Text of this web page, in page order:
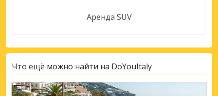
Аренда SUV
Что ещё можно найти на DoYouItaly